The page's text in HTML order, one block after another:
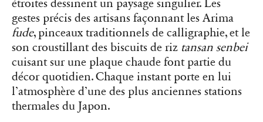
étroites dessinent un paysage singulier. Les
gestes précis des artisans façonnant les Arima
fude, pinceaux traditionnels de calligraphie, et le
son croustillant des biscuits de riz tansan senbei
cuisant sur une plaque chaude font partie du
décor quotidien. Chaque instant porte en lui
l’atmosphère d’une des plus anciennes stations
thermales du Japon.